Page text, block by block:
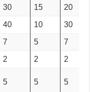
30 15 20
40 10 30
7 5 7
2 2 2
5 5 5